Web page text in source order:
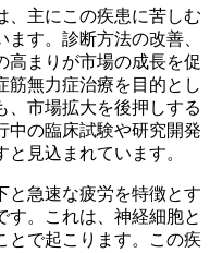
、主にこの疾患に苦しむ
す。診断方法の改善、
高まりが市場の成長を促
筋無力症治療を目的とし
、市場拡大を後押しする
中の臨床試験や研究開発
見込まれています。
と急速な疲労を特徴とす
す。これは、神経細胞と
とで起こります。この疾